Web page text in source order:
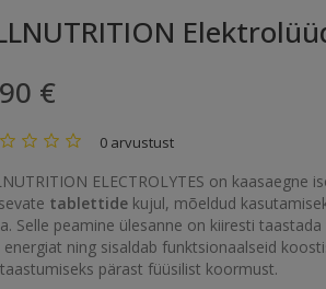
€
0 arvustust
ELECTROLYTES on
tablettide kujul, mõeldud
Selle peamine ülesanne on kiiresti
energiat ning sisaldab funktsionaalseid
pärast füüsilist koormust.